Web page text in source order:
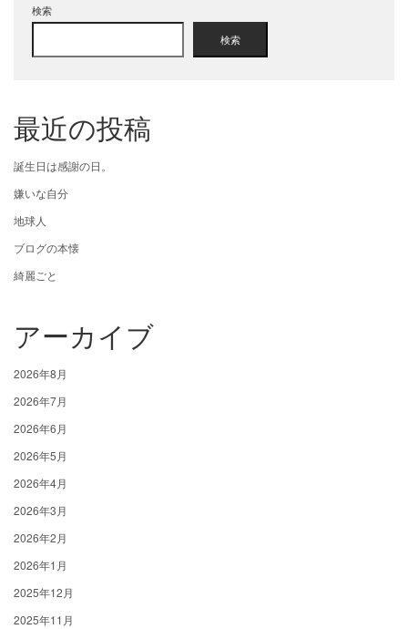
検索
検索
最近の投稿
誕生日は感謝の日。
嫌いな自分
地球人
ブログの本懐
綺麗ごと
アーカイブ
2026年8月
2026年7月
2026年6月
2026年5月
2026年4月
2026年3月
2026年2月
2026年1月
2025年12月
2025年11月